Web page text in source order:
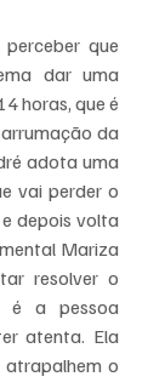
que
dar uma
horas, que é
da
adota uma
vai perder o
depois volta
Mariza
resolver o
é a pessoa
atenta. Ela
o